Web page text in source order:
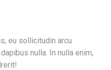
eu sollicitudin arcu
nulla. In nulla enim,